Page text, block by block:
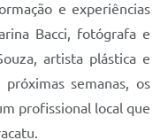
e experiências
Bacci, fotógrafa e
artista plástica e
semanas, os
profissional local que